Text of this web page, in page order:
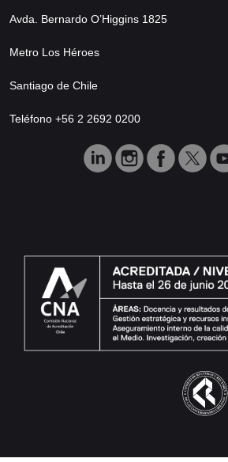
Avda. Bernardo O’Higgins 1825
Metro Los Héroes
Santiago de Chile
Teléfono +56 2 2692 0200